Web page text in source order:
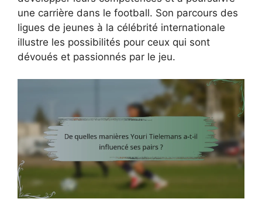
une carrière dans le football. Son parcours des
ligues de jeunes à la célébrité internationale
illustre les possibilités pour ceux qui sont
dévoués et passionnés par le jeu.